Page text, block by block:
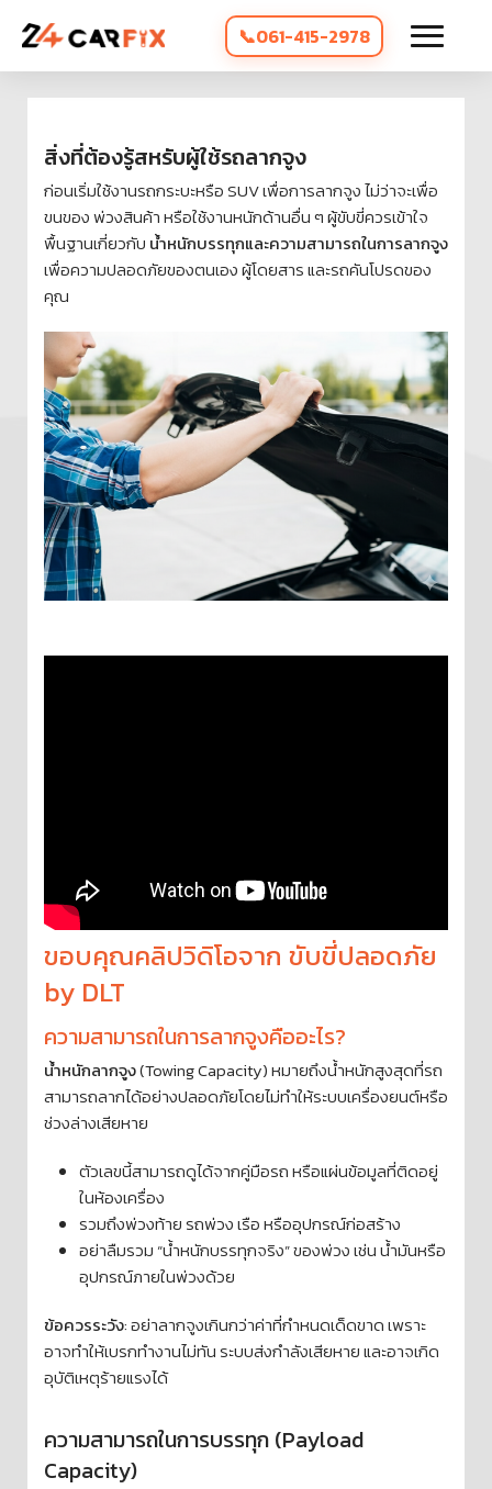
061-415-2978
สิ่งที่ต้องรู้สหรับผู้ใช้รถลากจูง
ก่อนเริ่มใช้งานรถกระบะหรือ SUV เพื่อการลากจูง ไม่ว่าจะเพื่อ
ขนของ พ่วงสินค้า หรือใช้งานหนักด้านอื่น ๆ ผู้ขับขี่ควรเข้าใจ
พื้นฐานเกี่ยวกับ น้ำหนักบรรทุกและความสามารถในการลากจูง
เพื่อความปลอดภัยของตนเอง ผู้โดยสาร และรถคันโปรดของ
คุณ
ขอบคุณคลิปวิดิโอจาก ขับขี่ปลอดภัย
by DLT
ความสามารถในการลากจูงคืออะไร?
น้ำหนักลากจูง(Towing Capacity) หมายถึงน้ำหนักสูงสุดที่รถ
สามารถลากได้อย่างปลอดภัยโดยไม่ทำให้ระบบเครื่องยนต์หรือ
ช่วงล่างเสียหาย
ตัวเลขนี้สามารถดูได้จากคู่มือรถ หรือแผ่นข้อมูลที่ติดอยู่
ในห้องเครื่อง
รวมถึงพ่วงท้าย รถพ่วง เรือ หรืออุปกรณ์ก่อสร้าง
อย่าลืมรวม “น้ำหนักบรรทุกจริง” ของพ่วง เช่น น้ำมันหรือ
อุปกรณ์ภายในพ่วงด้วย
ข้อควรระวัง: อย่าลากจูงเกินกว่าค่าที่กำหนดเด็ดขาด เพราะ
อาจทำให้เบรกทำงานไม่ทัน ระบบส่งกำลังเสียหาย และอาจเกิด
อุบัติเหตุร้ายแรงได้
ความสามารถในการบรรทุก (Payload
Capacity)